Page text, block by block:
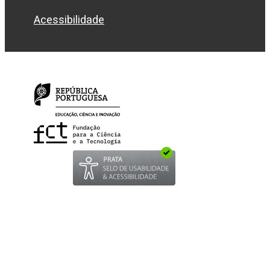
Acessibilidade